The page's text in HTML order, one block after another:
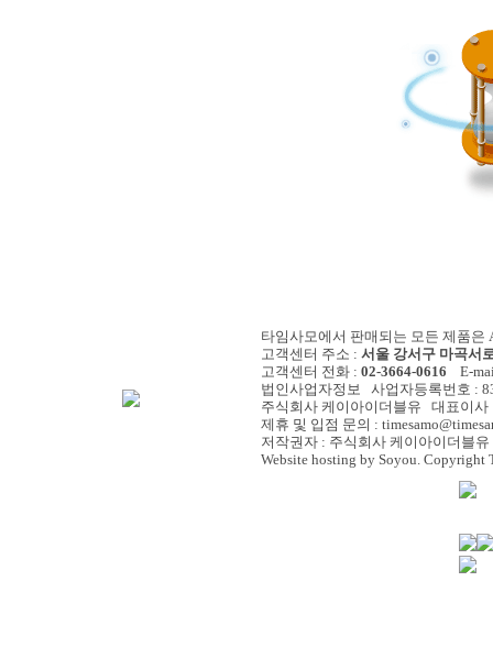
타임사모에서 판매되는 모든 제품은
고객센터 주소 : 서울 강서구 마곡서
고객센터 전화 : 02-3664-0616 E-
법인사업자정보 사업자등록번호 :
주식회사 케이아이더블유 대표이
제휴 및 입점 문의 :
저작권자 : 주식회사 케이아이더블
Website hosting by Soyou. Copyright